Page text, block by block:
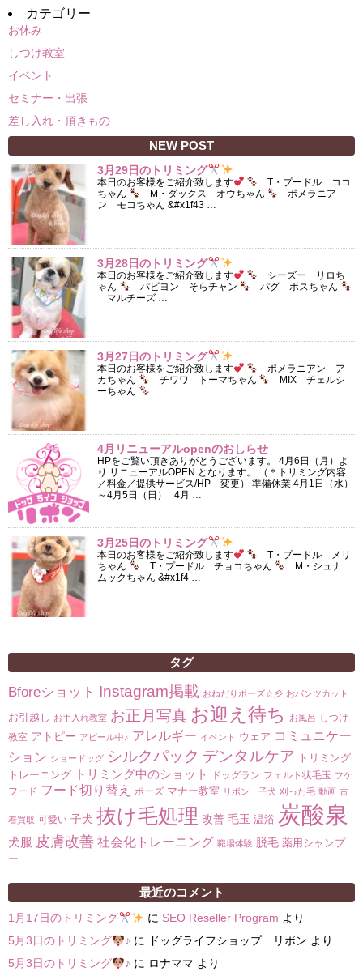
カテゴリー
お休み
しつけ教室
イベント
セミナー・出張
差し入れ・頂きもの
NEW POST
3月29日のトリミング
本日のお客様をご紹介致します
T・プードル ココ
ちゃん
M・ダックス オウちゃん
ポメラニア
ン モコちゃん &#x1f43 …
3月28日のトリミング
本日のお客様をご紹介致します
シーズー リロち
ゃん
パピヨン そらチャン
パグ ボスちゃん
マルチーズ …
3月27日のトリミング
本日のお客様をご紹介致します
ポメラニアン ア
カちゃん
チワワ トーマちゃん
MIX チェルシ
ーちゃん
…
4月リニューアルopenのおしらせ
HPをご覧い頂きありがとうございます。 4月6日（月）よ
り リニューアルOPEN となります。 （＊トリミング内容
／料金／提供サービス/HP 変更） 準備休業 4月1日（水）
～4月5日（日） 4月 …
3月25日のトリミング
本日のお客様をご紹介致します
T・プードル メリ
ちゃん
T・プードル チョコちゃん
M・シュナ
ムックちゃん &#x1f4 …
タグ
Bforeショット Instagram掲載 おねだりポーズ☆彡 おパンツカット
お引越し お手入れ教室 お正月写真 お迎え待ち お風呂 しつけ
教室 アトピー アピール中♪ アレルギー イベント ウェア コミュニケー
ション ショードッグ シルクパック デンタルケア
トリミング
トレーニング
トリミング中のショット ドッグラン フェルト状毛玉 フケ
フード フード切り替え ポーズ マナー教室 リボン 子犬 刈った毛 動画 古
着買取 可愛い 子犬 抜け毛処理 改善 毛玉 温浴 炭酸泉
犬服 皮膚改善 社会化トレーニング 職場体験 脱毛 薬用シャンプ
ー
最近のコメント
1月17日のトリミング に SEO Reseller Program より
5月3日のトリミング
♪ に ドッグライフショップ リボン より
5月3日のトリミング
♪ に ロナママ より